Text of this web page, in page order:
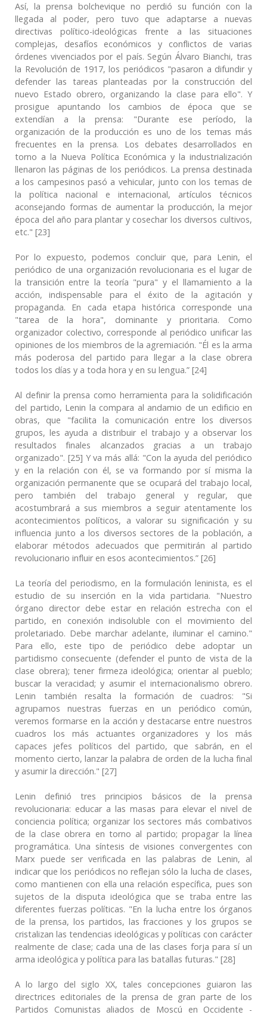
Así, la prensa bolchevique no perdió su función con la
llegada al poder, pero tuvo que adaptarse a nuevas
directivas político-ideológicas frente a las situaciones
complejas, desafíos económicos y conflictos de varias
órdenes vivenciados por el país. Según Álvaro Bianchi, tras
la Revolución de 1917, los periódicos "pasaron a difundir y
defender las tareas planteadas por la construcción del
nuevo Estado obrero, organizando la clase para ello". Y
prosigue apuntando los cambios de época que se
extendían a la prensa: "Durante ese período, la
organización de la producción es uno de los temas más
frecuentes en la prensa. Los debates desarrollados en
torno a la Nueva Política Económica y la industrialización
llenaron las páginas de los periódicos. La prensa destinada
a los campesinos pasó a vehicular, junto con los temas de
la política nacional e internacional, artículos técnicos
aconsejando formas de aumentar la producción, la mejor
época del año para plantar y cosechar los diversos cultivos,
etc." [23]
Por lo expuesto, podemos concluir que, para Lenin, el
periódico de una organización revolucionaria es el lugar de
la transición entre la teoría "pura" y el llamamiento a la
acción, indispensable para el éxito de la agitación y
propaganda. En cada etapa histórica corresponde una
"tarea de la hora", dominante y prioritaria. Como
organizador colectivo, corresponde al periódico unificar las
opiniones de los miembros de la agremiación. "Él es la arma
más poderosa del partido para llegar a la clase obrera
todos los días y a toda hora y en su lengua.” [24]
Al definir la prensa como herramienta para la solidificación
del partido, Lenin la compara al andamio de un edificio en
obras, que "facilita la comunicación entre los diversos
grupos, les ayuda a distribuir el trabajo y a observar los
resultados finales alcanzados gracias a un trabajo
organizado". [25] Y va más allá: "Con la ayuda del periódico
y en la relación con él, se va formando por sí misma la
organización permanente que se ocupará del trabajo local,
pero también del trabajo general y regular, que
acostumbrará a sus miembros a seguir atentamente los
acontecimientos políticos, a valorar su significación y su
influencia junto a los diversos sectores de la población, a
elaborar métodos adecuados que permitirán al partido
revolucionario influir en esos acontecimientos.” [26]
La teoría del periodismo, en la formulación leninista, es el
estudio de su inserción en la vida partidaria. "Nuestro
órgano director debe estar en relación estrecha con el
partido, en conexión indisoluble con el movimiento del
proletariado. Debe marchar adelante, iluminar el camino."
Para ello, este tipo de periódico debe adoptar un
partidismo consecuente (defender el punto de vista de la
clase obrera); tener firmeza ideológica; orientar al pueblo;
buscar la veracidad; y asumir el internacionalismo obrero.
Lenin también resalta la formación de cuadros: "Si
agrupamos nuestras fuerzas en un periódico común,
veremos formarse en la acción y destacarse entre nuestros
cuadros los más actuantes ​​organizadores y los más
capaces jefes políticos del partido, que sabrán, en el
momento cierto, lanzar la palabra de orden de la lucha final
y asumir la dirección." [27]
Lenin definió tres principios básicos de la prensa
revolucionaria: educar a las masas para elevar el nivel de
conciencia política; organizar los sectores más combativos
de la clase obrera en torno al partido; propagar la línea
programática. Una síntesis de visiones convergentes con
Marx puede ser verificada en las palabras de Lenin, al
indicar que los periódicos no reflejan sólo la lucha de clases,
como mantienen con ella una relación específica, pues son
sujetos de la disputa ideológica que se traba entre las
diferentes fuerzas políticas. "En la lucha entre los órganos
de la prensa, los partidos, las fracciones y los grupos se
cristalizan las tendencias ideológicas y políticas con carácter
realmente de clase; cada una de las clases forja para sí un
arma ideológica y política para las batallas futuras." [28]
A lo largo del siglo XX, tales concepciones guiaron las
directrices editoriales de la prensa de gran parte de los
Partidos Comunistas aliados de Moscú en Occidente -